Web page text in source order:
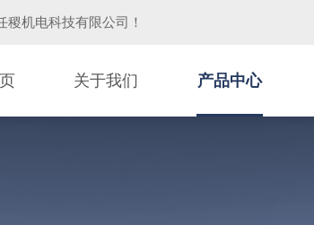
稷机电科技有限公司 ！
关于我们 产品中心